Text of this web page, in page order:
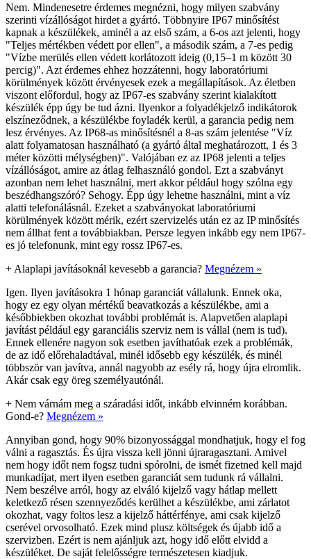
Nem. Mindenesetre érdemes megnézni, hogy milyen szabvány
szerinti vízállóságot hirdet a gyártó. Többnyire IP67 minősítést
kapnak a készülékek, aminél a az első szám, a 6-os azt jelenti, hogy
"Teljes mértékben védett por ellen", a második szám, a 7-es pedig
"Vízbe merülés ellen védett korlátozott ideig (0,15–1 m között 30
percig)". Azt érdemes ehhez hozzátenni, hogy laboratóriumi
körülmények között érvényesek ezek a megállapítások. Az életben
viszont előfordul, hogy az IP67-es szabvány szerint kialakított
készülék épp úgy be tud ázni. Ilyenkor a folyadékjelző indikátorok
elszíneződnek, a készülékbe foyladék kerül, a garancia pedig nem
lesz érvényes. Az IP68-as minősítésnél a 8-as szám jelentése "Víz
alatt folyamatosan használható (a gyártó által meghatározott, 1 és 3
méter közötti mélységben)". Valójában ez az IP68 jelenti a teljes
vízállóságot, amire az átlag felhasználó gondol. Ezt a szabványt
azonban nem lehet használni, mert akkor például hogy szólna egy
beszédhangszóró? Sehogy. Épp úgy lehetne használni, mint a víz
alatti telefonálásnál. Ezeket a szabványokat laboratóriumi
körülmények között mérik, ezért szervizelés után ez az IP minősítés
nem állhat fent a továbbiakban. Persze legyen inkább egy nem IP67-
es jó telefonunk, mint egy rossz IP67-es.
+ Alaplapi javításoknál kevesebb a garancia? Megnézem »
Igen. Ilyen javításokra 1 hónap garanciát vállalunk. Ennek oka,
hogy ez egy olyan mértékű beavatkozás a készülékbe, ami a
későbbiekben okozhat további problémát is. Alapvetően alaplapi
javítást például egy garanciális szerviz nem is vállal (nem is tud).
Ennek ellenére nagyon sok esetben javíthatóak ezek a problémák,
de az idő előrehaladtával, minél idősebb egy készülék, és minél
többször van javítva, annál nagyobb az esély rá, hogy újra elromlik.
Akár csak egy öreg személyautónál.
+ Nem várnám meg a száradási időt, inkább elvinném korábban.
Gond-e? Megnézem »
Annyiban gond, hogy 90% bizonyossággal mondhatjuk, hogy el fog
válni a ragasztás. És újra vissza kell jönni újraragasztani. Amivel
nem hogy időt nem fogsz tudni spórolni, de ismét fizetned kell majd
munkadíjat, mert ilyen esetben garanciát sem tudunk rá vállalni.
Nem beszélve arról, hogy az elváló kijelző vagy hátlap mellett
keletkező résen szennyeződés kerülhet a készülékbe, ami zárlatot
okozhat, vagy foltos lesz a kijelző háttérfénye, ami csak kijelző
cserével orvosolható. Ezek mind plusz költségek és újabb idő a
szervizben. Ezért is nem ajánljuk azt, hogy idő előtt elvidd a
készüléket. De saját felelősségre természetesen kiadjuk.